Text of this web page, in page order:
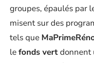
groupes, épaulés par
misent sur des
tels que
lefonds vertdonnent